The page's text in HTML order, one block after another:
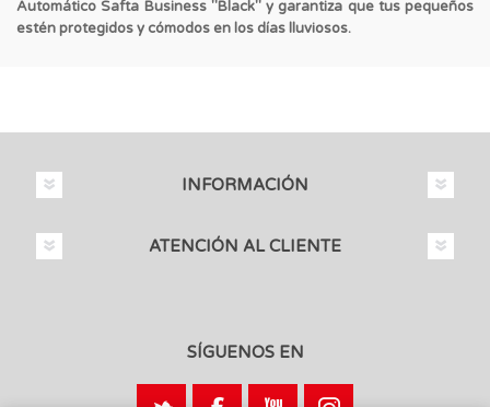
Automático Safta Business "Black" y garantiza que tus pequeños
estén protegidos y cómodos en los días lluviosos.
INFORMACIÓN
ATENCIÓN AL CLIENTE
SÍGUENOS EN